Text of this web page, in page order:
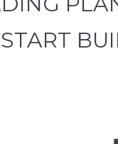
START